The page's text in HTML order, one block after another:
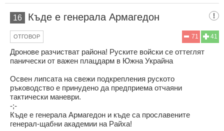
16 Къде е генерала Армагедон
41
71
ОТГОВОР
Дронове разчистват района! Руските войски се оттеглят
панически от важен плацдарм в Южна Украйна
Освен липсата на свежи подкрепления руското
ръководство е принудено да предприема отчаяни
тактически маневри.
-;-
Къде е генерала Армагедон и къде са прославените
генерал-щабни академии на Райха!